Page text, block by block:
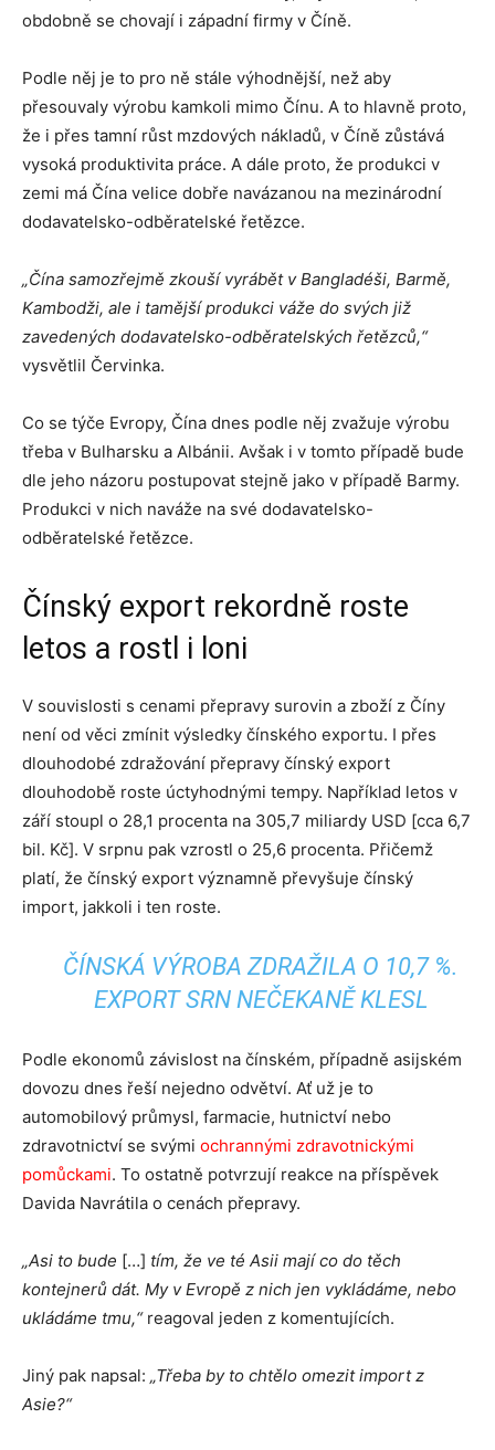
obdobně se chovají i západní firmy v Číně.
Podle něj je to pro ně stále výhodnější, než aby
přesouvaly výrobu kamkoli mimo Čínu. A to hlavně proto,
že i přes tamní růst mzdových nákladů, v Číně zůstává
vysoká produktivita práce. A dále proto, že produkci v
zemi má Čína velice dobře navázanou na mezinárodní
dodavatelsko-odběratelské řetězce.
„Čína samozřejmě zkouší vyrábět v Bangladéši, Barmě,
Kambodži, ale i tamější produkci váže do svých již
zavedených dodavatelsko-odběratelských řetězců,“
vysvětlil Červinka.
Co se týče Evropy, Čína dnes podle něj zvažuje výrobu
třeba v Bulharsku a Albánii. Avšak i v tomto případě bude
dle jeho názoru postupovat stejně jako v případě Barmy.
Produkci v nich naváže na své dodavatelsko-
odběratelské řetězce.
Čínský export rekordně roste
letos a rostl i loni
V souvislosti s cenami přepravy surovin a zboží z Číny
není od věci zmínit výsledky čínského exportu. I přes
dlouhodobé zdražování přepravy čínský export
dlouhodobě roste úctyhodnými tempy. Například letos v
září stoupl o 28,1 procenta na 305,7 miliardy USD [cca 6,7
bil. Kč]. V srpnu pak vzrostl o 25,6 procenta. Přičemž
platí, že čínský export významně převyšuje čínský
import, jakkoli i ten roste.
ČÍNSKÁ VÝROBA ZDRAŽILA O 10,7 %.
EXPORT SRN NEČEKANĚ KLESL
Podle ekonomů závislost na čínském, případně asijském
dovozu dnes řeší nejedno odvětví. Ať už je to
automobilový průmysl, farmacie, hutnictví nebo
zdravotnictví se svými ochrannými zdravotnickými
pomůckami. To ostatně potvrzují reakce na příspěvek
Davida Navrátila o cenách přepravy.
„Asi to bude […] tím, že ve té Asii mají co do těch
kontejnerů dát. My v Evropě z nich jen vykládáme, nebo
ukládáme tmu,“reagoval jeden z komentujících.
Jiný pak napsal: „Třeba by to chtělo omezit import z
Asie?“